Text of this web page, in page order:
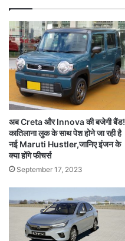
अब Creta और Innova की बजेगी बैंड!
कातिलाना लुक के साथ पेश होने जा रही है
नई Maruti Hustler,जानिए इंजन के
क्या होंगे फीचर्स
September 17, 2023